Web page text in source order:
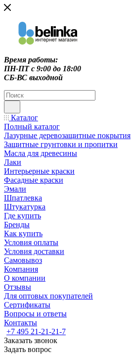
Время работы:
ПН-ПТ c 9:00 до 18:00
СБ-ВС выходной
Каталог
Полный каталог
Лазурные деревозащитные покрытия
Защитные грунтовки и пропитки
Масла для древесины
Лаки
Интерьерные краски
Фасадные краски
Эмали
Шпатлевка
Штукатурка
Где купить
Бренды
Как купить
Условия оплаты
Условия доставки
Самовывоз
Компания
О компании
Отзывы
Для оптовых покупателей
Сертификаты
Вопросы и ответы
Контакты
+7 495 21-21-21-7
Заказать звонок
Задать вопрос